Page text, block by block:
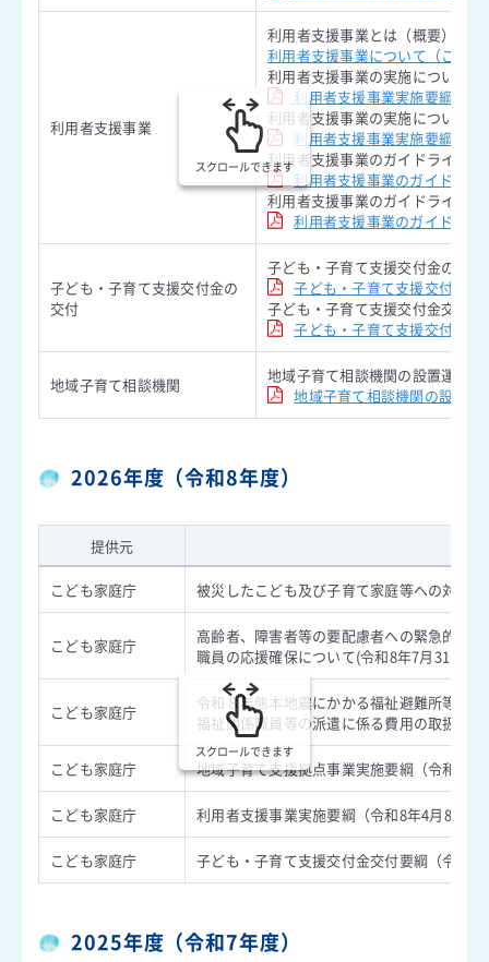
利用者支援事業
利用者支援事業とは（概要）
利用者支援事業について（こど
利用者支援事業の実施について
利用者支援事業実施要綱
利用者支援事業の実施について
利用者支援事業実施要綱（新
利用者支援事業のガイドライン
利用者支援事業のガイドライ
利用者支援事業のガイドライン
利用者支援事業のガイドラ
子ども・子育て支援交付金の
交付
子ども・子育て支援交付金の交
子ども・子育て支援交付金交
子ども・子育て支援交付金交付
子ども・子育て支援交付金交
地域子育て相談機関
地域子育て相談機関の設置運営
地域子育て相談機関の設置運
スクロールできます
2026年度（令和8年度）
提供元
こども家庭庁 被災したこども及び子育て家庭等への対応
こども家庭庁
高齢者、障害者等の要配慮者への緊急的対
職員の応援確保について(令和8年7月31日)
こども家庭庁
令和８年熊本地震にかかる福祉避難所等に
福祉関係職員等の派遣に係る費用の取扱い
こども家庭庁 地域子育て支援拠点事業実施要綱（令和8年
こども家庭庁 利用者支援事業実施要綱（令和8年4月8日）
こども家庭庁 子ども・子育て支援交付金交付要綱（令和8
スクロールできます
2025年度（令和7年度）